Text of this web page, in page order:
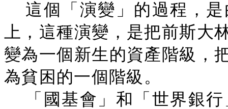
這個「演變」的過程，
上，這種演變，是把前斯大
變為一個新生的資產階級，
為貧困的一個階級。
「國基會」和「世界銀